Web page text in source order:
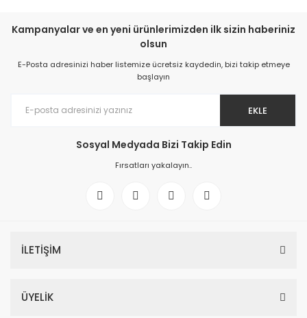
Kampanyalar ve en yeni ürünlerimizden ilk sizin haberiniz
olsun
E-Posta adresinizi haber listemize ücretsiz kaydedin, bizi takip etmeye
başlayın
EKLE
Sosyal Medyada Bizi Takip Edin
Fırsatları yakalayın..
İLETİŞİM
ÜYELİK